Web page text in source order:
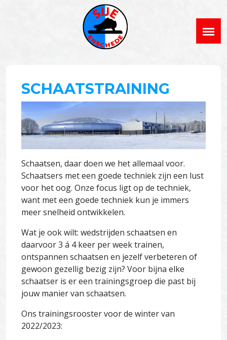
SCHAATSTRAINING
Schaatsen, daar doen we het allemaal voor.
Schaatsers met een goede techniek zijn een lust
voor het oog. Onze focus ligt op de techniek,
want met een goede techniek kun je immers
meer snelheid ontwikkelen.
Wat je ook wilt: wedstrijden schaatsen en
daarvoor 3 á 4 keer per week trainen,
ontspannen schaatsen en jezelf verbeteren of
gewoon gezellig bezig zijn? Voor bijna elke
schaatser is er een trainingsgroep die past bij
jouw manier van schaatsen.
Ons trainingsrooster voor de winter van
2022/2023: